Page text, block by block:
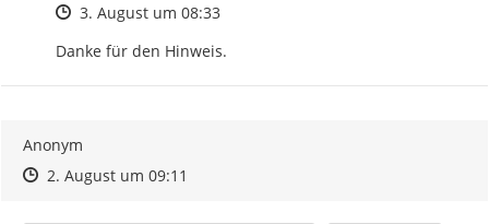
Zeitpunkt des Erstellens
3. August um 08:33
Danke für den Hinweis.
Anonym
Zeitpunkt des Erstellens
Zeitpunkt des Erstellens
2. August um 09:11